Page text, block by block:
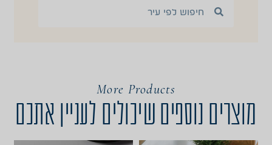
More Products
מוצרים נוספים שיכולים לעניין אתכם